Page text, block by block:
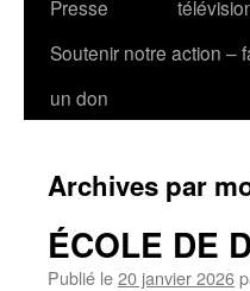
Presse
Soutenir notre action –
un don
Archives par
ÉCOLE DE
Publié le20 janvier 2026